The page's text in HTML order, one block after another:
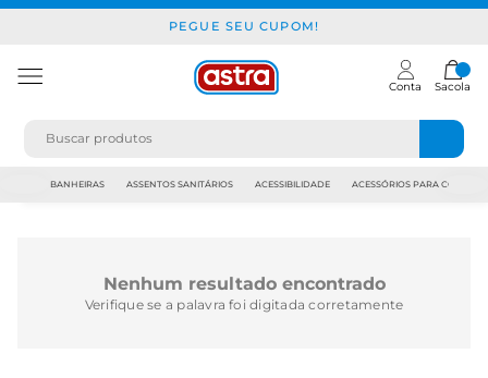
PEGUE SEU CUPOM!
Conta Sacola
BANHEIRAS ASSENTOS SANITÁRIOS ACESSIBILIDADE ACESSÓRIOS PARA
Nenhum resultado encontrado
Verifique se a palavra foi digitada corretamente